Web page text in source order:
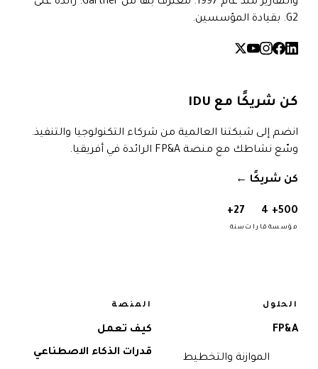
G2. بقيادة المؤسسين.
كن شريكًا مع IDU
انضم إلى شبكتنا العالمية من شركاء التكنولوجيا والتنفيذ.
وسّع نشاطك مع منصة FP&A الرائدة في أفريقيا.
كن شريكًا →
500+
مؤسسة
4
قارات
27+
سنة
الحلول
FP&A
الموازنة والتخطيط
المنصة
كيف تعمل
قدرات الذكاء الاصطناعي